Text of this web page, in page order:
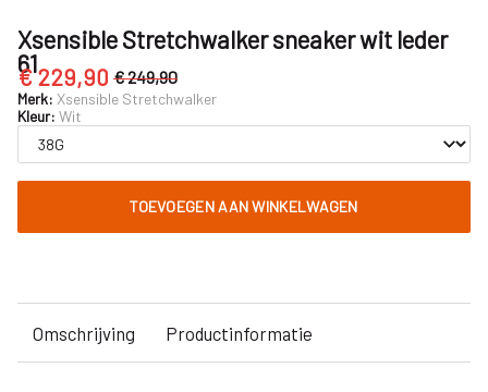
Xsensible Stretchwalker sneaker wit leder
61
€ 229,90 € 249,90
Merk: Xsensible Stretchwalker
Kleur: Wit
TOEVOEGEN AAN WINKELWAGEN
Omschrijving Productinformatie